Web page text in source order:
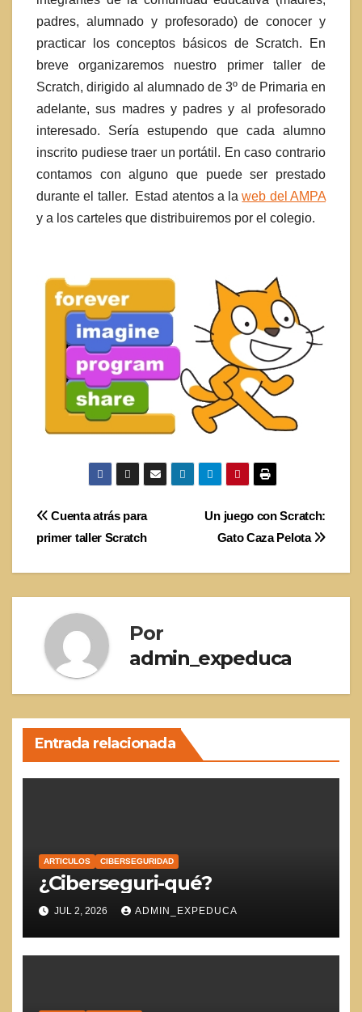
padres, alumnado y profesorado) de conocer y
practicar los conceptos básicos de Scratch. En
breve organizaremos nuestro primer taller de
Scratch, dirigido al alumnado de 3º de Primaria en
adelante, sus madres y padres y al profesorado
interesado. Sería estupendo que cada alumno
inscrito pudiese traer un portátil. En caso contrario
contamos con alguno que puede ser prestado
durante el taller. Estad atentos a laweb del AMPA
y a los carteles que distribuiremos por el colegio.
Navegación
de
Un juego con Scratch:
Gato Caza Pelota
Cuenta atrás para
primer taller Scratch
Por
admin_expeduca
Entrada relacionada
ARTICULOS CIBERSEGURIDAD
¿Ciberseguri-qué?
JUL 2, 2026 ADMIN_EXPEDUCA